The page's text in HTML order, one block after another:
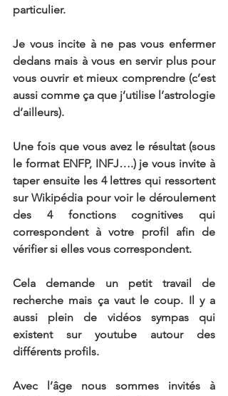
particulier.
Je vous incite à ne pas vous enfermer
dedans mais à vous en servir plus pour
vous ouvrir et mieux comprendre (c’est
aussi comme ça que j’utilise l’astrologie
d’ailleurs).
Une fois que vous avez le résultat (sous
le format ENFP, INFJ….) je vous invite à
taper ensuite les 4 lettres qui ressortent
sur Wikipédia pour voir le déroulement
des 4 fonctions cognitives qui
correspondent à votre profil afin de
vérifier si elles vous correspondent.
Cela demande un petit travail de
recherche mais ça vaut le coup. Il y a
aussi plein de vidéos sympas qui
existent sur youtube autour des
différents profils.
Avec l’âge nous sommes invités à